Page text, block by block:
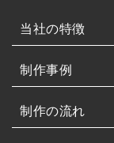
当社の特徴
制作事例
制作の流れ